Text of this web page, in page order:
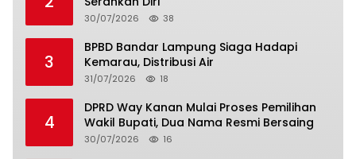
30/07/2026 38
3
BPBD Bandar Lampung Siaga Hadapi
Kemarau, Distribusi Air
31/07/2026 18
4
DPRD Way Kanan Mulai Proses Pemilihan
Wakil Bupati, Dua Nama Resmi Bersaing
30/07/2026 16